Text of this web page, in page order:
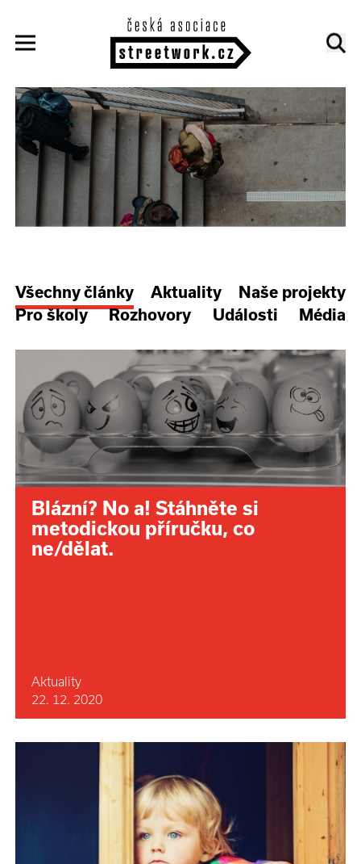
Všechny články Aktuality
Naše projekty
Pro školy
Rozhovory Události Média
Blázní? No a! Stáhněte si
metodickou příručku, co
ne/dělat.
Aktuality
22. 12. 2020